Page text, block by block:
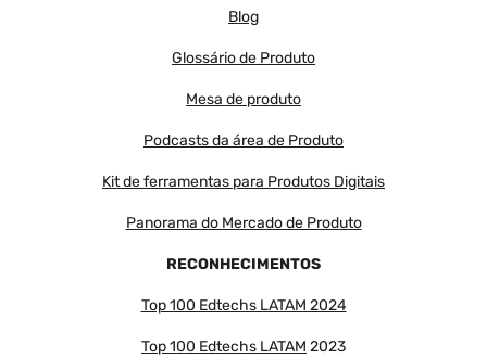
Blog
Glossário de Produto
Mesa de produto
Podcasts da área de Produto
Kit de ferramentas para Produtos Digitais
Panorama do Mercado de Produto
RECONHECIMENTOS
Top 100 Edtechs LATAM 2024
Top 100 Edtechs LATAM 2023